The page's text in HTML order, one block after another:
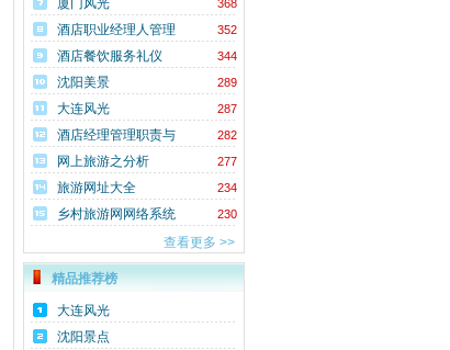
368
厦门风光
352
酒店职业经理人管理
实务
344
酒店餐饮服务礼仪
289
沈阳美景
287
大连风光
282
酒店经理管理职责与
领导艺术
277
网上旅游之分析
234
旅游网址大全
230
乡村旅游网网络系统
查看更多 >>
精品推荐榜
大连风光
沈阳景点